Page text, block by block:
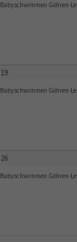
Babyschwimmen Göhren-
19
Babyschwimmen Göhren-
26
Babyschwimmen Göhren-